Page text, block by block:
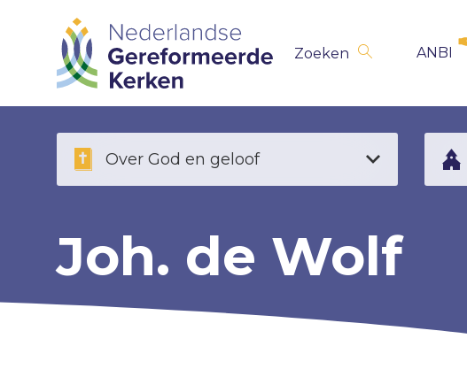
Skip
navigation
Over God en geloof
Zoeken ANBI
Joh. de Wolf